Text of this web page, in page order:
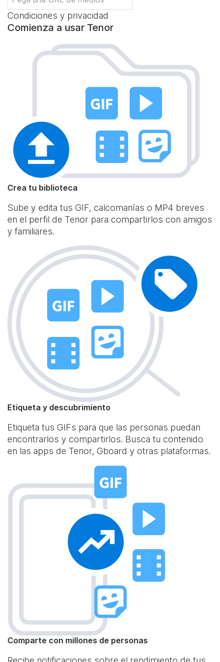
Condiciones y privacidad
Comienza a usar Tenor
Crea tu biblioteca
Sube y edita tus GIF, calcomanías o MP4 breves
en el perfil de Tenor para compartirlos con amigos
y familiares.
Etiqueta y descubrimiento
Etiqueta tus GIFs para que las personas puedan
encontrarlos y compartirlos. Busca tu contenido
en las apps de Tenor, Gboard y otras plataformas.
Comparte con millones de personas